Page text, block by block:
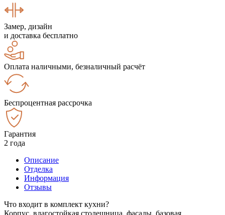
Замер, дизайн
и доставка бесплатно
Оплата наличными, безналичный расчёт
Беспроцентная рассрочка
Гарантия
2 года
Описание
Отделка
Информация
Отзывы
Что входит в комплект кухни?
Корпус, влагостойкая столешница, фасады, базовая